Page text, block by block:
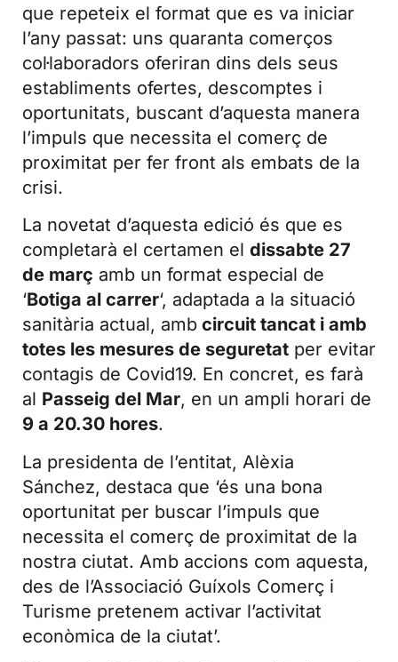
que repeteix el format que es va iniciar
l’any passat: uns quaranta comerços
col·laboradors oferiran dins dels seus
establiments ofertes, descomptes i
oportunitats, buscant d’aquesta manera
l’impuls que necessita el comerç de
proximitat per fer front als embats de la
crisi.
La novetat d’aquesta edició és que es
completarà el certamen el dissabte 27
de març amb un format especial de
‘Botiga al carrer‘, adaptada a la situació
sanitària actual, amb circuit tancat i amb
totes les mesures de seguretat per evitar
contagis de Covid19. En concret, es farà
al Passeig del Mar, en un ampli horari de
9 a 20.30 hores.
La presidenta de l’entitat, Alèxia
Sánchez, destaca que ‘és una bona
oportunitat per buscar l’impuls que
necessita el comerç de proximitat de la
nostra ciutat. Amb accions com aquesta,
des de l’Associació Guíxols Comerç i
Turisme pretenem activar l’activitat
econòmica de la ciutat’.